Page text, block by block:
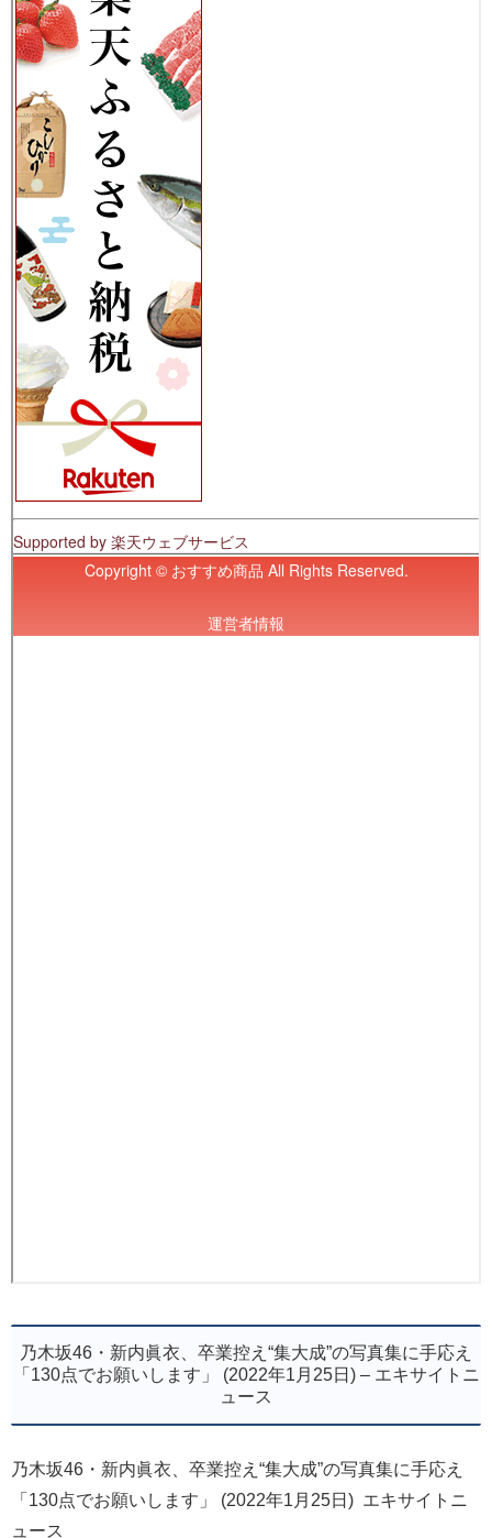
乃木坂46・新内眞衣、卒業控え“集大成”の写真集に手応え
「130点でお願いします」 (2022年1月25日) – エキサイトニ
ュース
乃木坂46・新内眞衣、卒業控え“集大成”の写真集に手応え
「130点でお願いします」 (2022年1月25日) エキサイトニ
ュース